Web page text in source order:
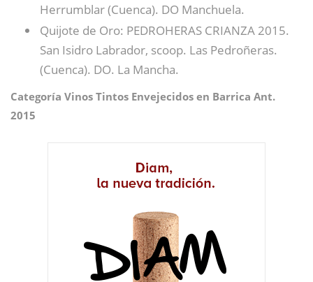
Herrumblar (Cuenca). DO Manchuela.
Quijote de Oro: PEDROHERAS CRIANZA 2015.
San Isidro Labrador, scoop. Las Pedroñeras.
(Cuenca). DO. La Mancha.
Categoría Vinos Tintos Envejecidos en Barrica Ant.
2015